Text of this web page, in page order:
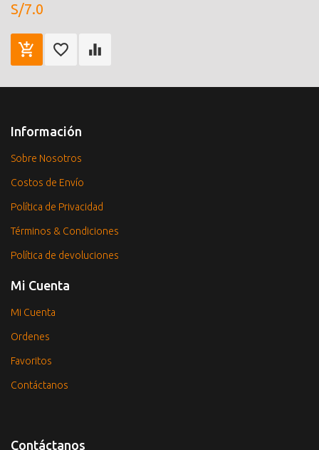
S/7.0
Información
Sobre Nosotros
Costos de Envío
Política de Privacidad
Términos & Condiciones
Política de devoluciones
Mi Cuenta
Mi Cuenta
Ordenes
Favoritos
Contáctanos
Contáctanos